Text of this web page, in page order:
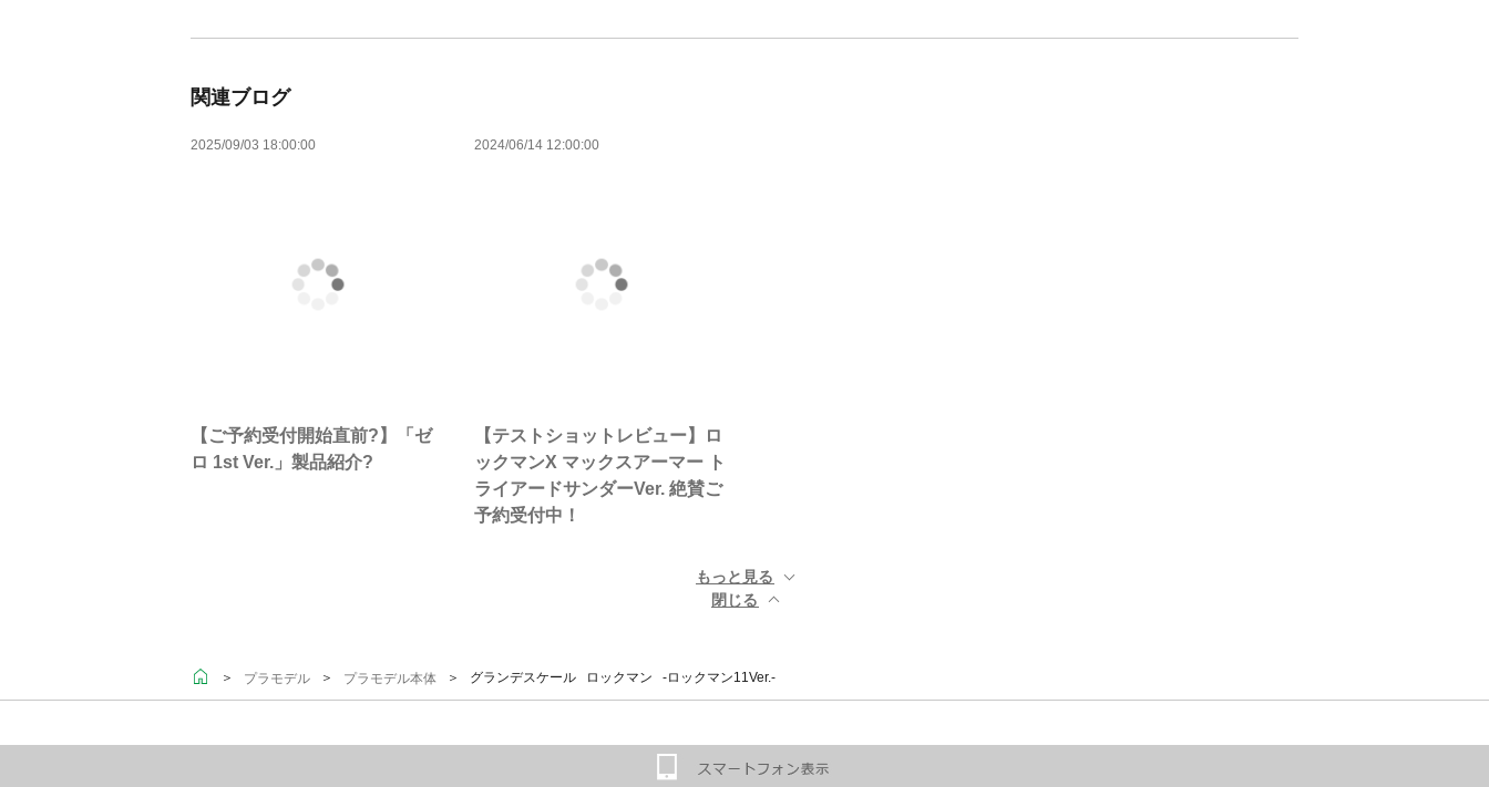
関連ブログ
2025/09/03 18:00:00
【ご予約受付開始直前?】「ゼ
ロ 1st Ver.」製品紹介?
2024/06/14 12:00:00
【テストショットレビュー】ロ
ックマンX マックスアーマー ト
ライアードサンダーVer. 絶賛ご
予約受付中！
もっと見る ▼
閉じる ▲
＞ プラモデル ＞ プラモデル本体 ＞ グランデスケール ロックマン -ロックマン11Ver.-